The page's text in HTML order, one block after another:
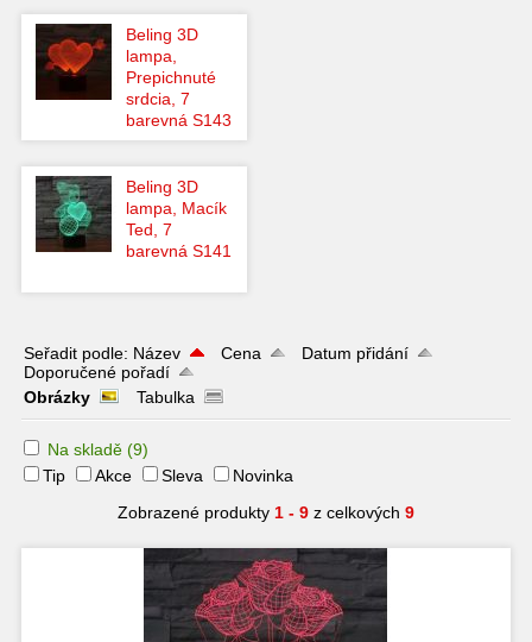
Beling 3D
lampa,
Prepichnuté
srdcia, 7
barevná S143
Beling 3D
lampa, Macík
Ted, 7
barevná S141
Seřadit podle: Název Cena
Datum přidání
Doporučené pořadí
Obrázky
Tabulka
Na skladě (9)
Tip
Akce Sleva
Novinka
Zobrazené produkty 1 - 9 z celkových 9